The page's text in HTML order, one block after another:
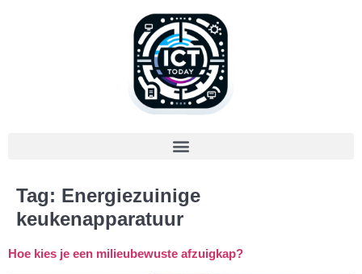
Tag: Energiezuinige
keukenapparatuur
Hoe kies je een milieubewuste afzuigkap?